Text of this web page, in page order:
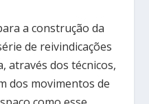
a construção da
de reivindicações
através dos técnicos,
dos movimentos de